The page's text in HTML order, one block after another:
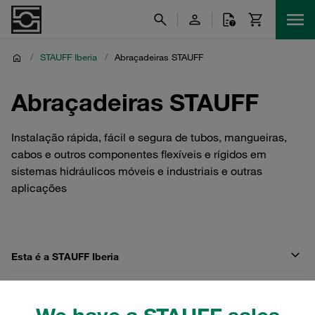
/ STAUFF Iberia / Abraçadeiras STAUFF
Abraçadeiras STAUFF
Instalação rápida, fácil e segura de tubos, mangueiras,
cabos e outros componentes flexíveis e rígidos em
sistemas hidráulicos móveis e industriais e outras
aplicações
Esta é a STAUFF Iberia
STAUFF